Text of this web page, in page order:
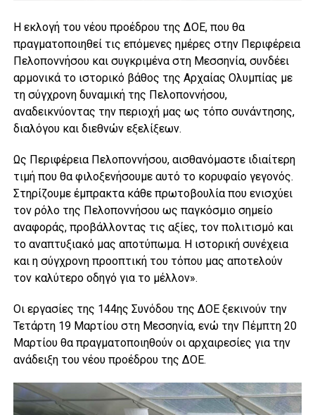
Η εκλογή του νέου προέδρου της ΔΟΕ, που θα
πραγματοποιηθεί τις επόμενες ημέρες στην Περιφέρεια
Πελοποννήσου και συγκριμένα στη Μεσσηνία, συνδέει
αρμονικά το ιστορικό βάθος της Αρχαίας Ολυμπίας με
τη σύγχρονη δυναμική της Πελοποννήσου,
αναδεικνύοντας την περιοχή μας ως τόπο συνάντησης,
διαλόγου και διεθνών εξελίξεων.
Ως Περιφέρεια Πελοποννήσου, αισθανόμαστε ιδιαίτερη
τιμή που θα φιλοξενήσουμε αυτό το κορυφαίο γεγονός.
Στηρίζουμε έμπρακτα κάθε πρωτοβουλία που ενισχύει
τον ρόλο της Πελοποννήσου ως παγκόσμιο σημείο
αναφοράς, προβάλλοντας τις αξίες, τον πολιτισμό και
το αναπτυξιακό μας αποτύπωμα. Η ιστορική συνέχεια
και η σύγχρονη προοπτική του τόπου μας αποτελούν
τον καλύτερο οδηγό για το μέλλον».
Οι εργασίες της 144ης Συνόδου της ΔΟΕ ξεκινούν την
Τετάρτη 19 Μαρτίου στη Μεσσηνία, ενώ την Πέμπτη 20
Μαρτίου θα πραγματοποιηθούν οι αρχαιρεσίες για την
ανάδειξη του νέου προέδρου της ΔΟΕ.